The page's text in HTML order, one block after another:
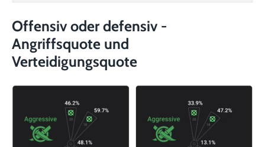
Offensiv oder defensiv -
Angriffsquote und
Verteidigungsquote